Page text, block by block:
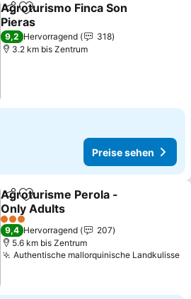
TeilenZu Favoriten hinzufügen
Agroturismo Finca Son
Pieras
9,2 Hervorragend
318
3.2 km bis Zentrum
Preise sehen
TeilenZu Favoriten hinzufügen
Agroturisme Perola -
Only Adults
3 Sterne
9,4 Hervorragend
207
5.6 km bis Zentrum
Authentische mallorquinische Landkulisse